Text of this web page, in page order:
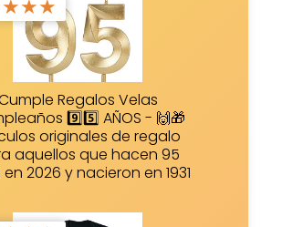
★★★
Regalos Velas
9️⃣5️⃣ AÑOS - 🙌🎁
originales de regalo
aquellos que hacen 95
2026 y nacieron en 1931